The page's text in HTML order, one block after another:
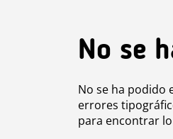
No se
No se ha podido
errores
para encontrar